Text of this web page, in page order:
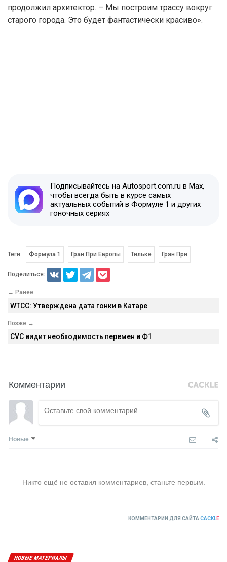
продолжил архитектор. – Мы построим трассу вокруг
старого города. Это будет фантастически красиво».
Подписывайтесь на Autosport.com.ru в Max,
чтобы всегда быть в курсе самых
актуальных событий в Формуле 1 и других
гоночных сериях
Теги: Формула 1 Гран При Европы Тильке Гран При
Поделиться:
← Ранее
WTCC: Утверждена дата гонки в Катаре
Позже →
CVC видит необходимость перемен в Ф1
Комментарии
Новые
Никто ещё не оставил комментариев, станьте первым.
КОММЕНТАРИИ ДЛЯ САЙТА CACKLE
НОВЫЕ МАТЕРИАЛЫ